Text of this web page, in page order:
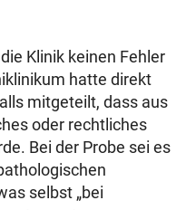
Klinik keinen Fehler
hatte direkt
mitgeteilt, dass aus
oder rechtliches
Bei der Probe sei es
selbst „bei